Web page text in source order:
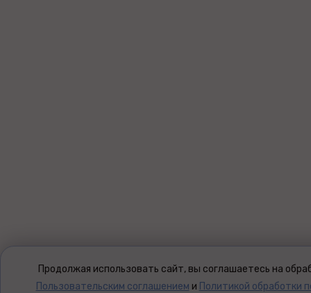
Продолжая использовать сайт, вы соглашаетесь на
Пользовательским соглашением и Политикой обработки